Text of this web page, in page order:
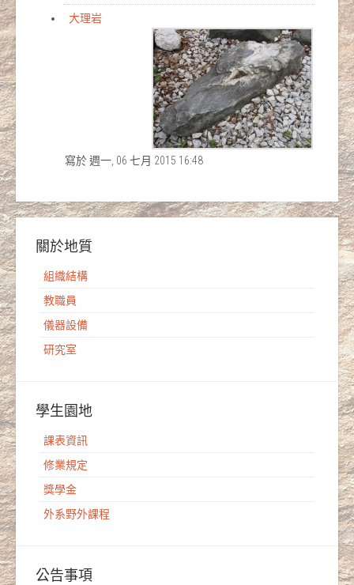
大理岩
寫於 週一, 06 七月 2015 16:48
關於地質
組織結構
教職員
儀器設備
研究室
學生園地
課表資訊
修業規定
獎學金
外系野外課程
公告事項